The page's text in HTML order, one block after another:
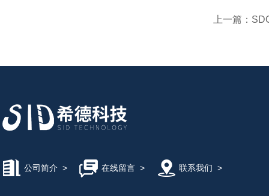
上一篇：
公司简介 > 在线留言> 联系我们 >